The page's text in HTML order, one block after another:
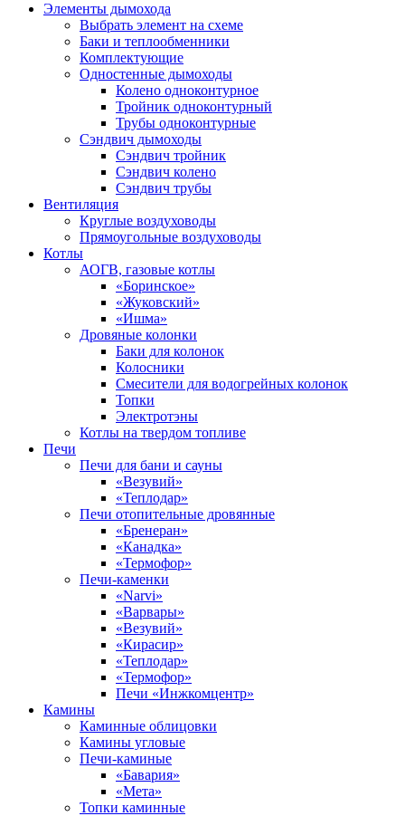
Элементы дымохода
Выбрать элемент на схеме
Баки и теплообменники
Комплектующие
Одностенные дымоходы
Колено одноконтурное
Тройник одноконтурный
Трубы одноконтурные
Сэндвич дымоходы
Cэндвич тройник
Сэндвич колено
Сэндвич трубы
Вентиляция
Круглые воздуховоды
Прямоугольные воздуховоды
Котлы
АОГВ, газовые котлы
«Боринское»
«Жуковский»
«Ишма»
Дровяные колонки
Баки для колонок
Колосники
Смесители для водогрейных колонок
Топки
Электротэны
Котлы на твердом топливе
Печи
Печи для бани и сауны
«Везувий»
«Теплодар»
Печи отопительные дровянные
«Бренеран»
«Канадка»
«Термофор»
Печи-каменки
«Narvi»
«Варвары»
«Везувий»
«Кирасир»
«Теплодар»
«Термофор»
Печи «Инжкомцентр»
Камины
Каминные облицовки
Камины угловые
Печи-каминые
«Бавария»
«Мета»
Топки каминные